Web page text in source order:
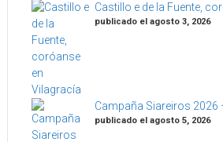
Castillo e de la Fuente,
publicado el agosto 3, 2026
Campaña Siareiros 2026
publicado el agosto 5, 2026